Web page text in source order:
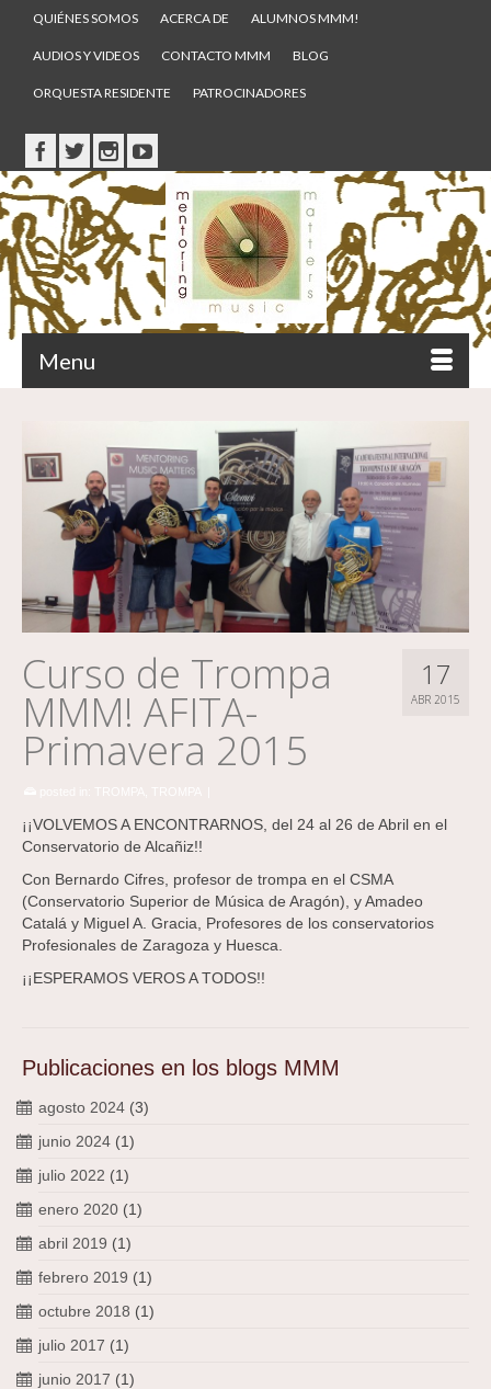
QUIÉNES SOMOS ACERCA DE ALUMNOS MMM!
AUDIOS Y VIDEOS CONTACTO MMM BLOG
ORQUESTA RESIDENTE PATROCINADORES
Menu
17
ABR 2015
Curso de Trompa
MMM! AFITA-
Primavera 2015
¡¡VOLVEMOS A ENCONTRARNOS, del 24 al 26 de Abril en el
Conservatorio de Alcañiz!!
Con Bernardo Cifres, profesor de trompa en el CSMA
(Conservatorio Superior de Música de Aragón), y Amadeo
Catalá y Miguel A. Gracia, Profesores de los conservatorios
Profesionales de Zaragoza y Huesca.
¡¡ESPERAMOS VEROS A TODOS!!
Publicaciones en los blogs MMM
agosto 2024 (3)
junio 2024 (1)
julio 2022 (1)
enero 2020 (1)
abril 2019 (1)
febrero 2019 (1)
octubre 2018 (1)
julio 2017 (1)
junio 2017 (1)